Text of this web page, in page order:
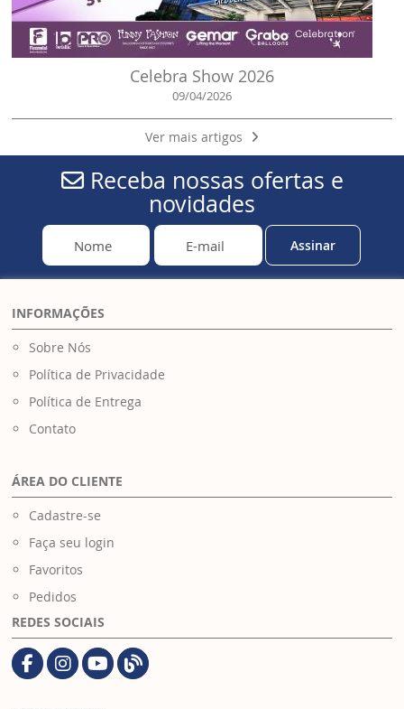
Celebra Show 2026
09/04/2026
Ver mais artigos
Receba nossas ofertas e
novidades
Assinar
INFORMAÇÕES
Sobre Nós
Política de Privacidade
Política de Entrega
Contato
ÁREA DO CLIENTE
Cadastre-se
Faça seu login
Favoritos
Pedidos
REDES SOCIAIS